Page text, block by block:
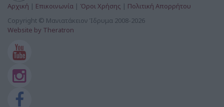
Άγιοι Θεόδωροι Ενοριακός Ναός & Κοιμητήριο Πλάτανος
Άγιοι Θεόδωροι Κοιμητήριο Καλλιθέας
Άγιοι Θεόδωροι Μεσοχωρίου
Κάτω Αμπελόκηποι
Αρχική | Επικοινωνία | Όροι Χρήσης | Πολιτική Απορρήτου
Copyright © Μανιατάκειον Ίδρυμα 2008-2026
Website by Theratron